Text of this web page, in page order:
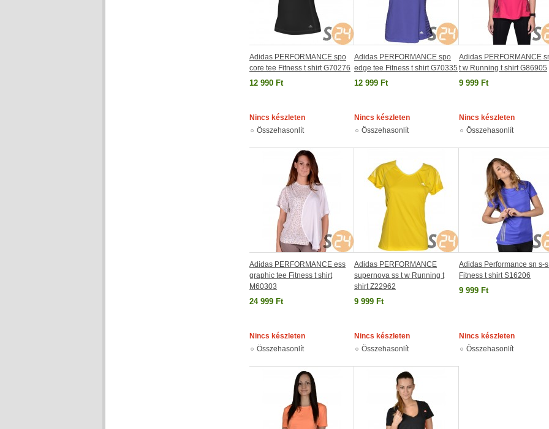
Adidas PERFORMANCE spo
core tee Fitness t shirt G70276
12 990 Ft
Nincs készleten
Összehasonlít
Adidas PERFORMANCE spo
edge tee Fitness t shirt G70335
12 999 Ft
Nincs készleten
Összehasonlít
Adidas PERFORMANCE
t w Running t shirt G86905
9 999 Ft
Nincs készleten
Összehasonlít
Adidas PERFORMANCE ess
graphic tee Fitness t shirt
M60303
24 999 Ft
Nincs készleten
Összehasonlít
Adidas PERFORMANCE
supernova ss t w Running t
shirt Z22962
9 999 Ft
Nincs készleten
Összehasonlít
Adidas Performance sn s-
Fitness t shirt S16206
9 999 Ft
Nincs készleten
Összehasonlít